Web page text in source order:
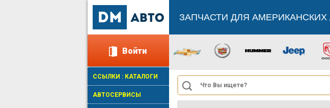
Войти
ССЫЛКИ : КАТАЛОГИ
АВТОСЕРВИСЫ
ЗАПЧАСТИ ДЛЯ